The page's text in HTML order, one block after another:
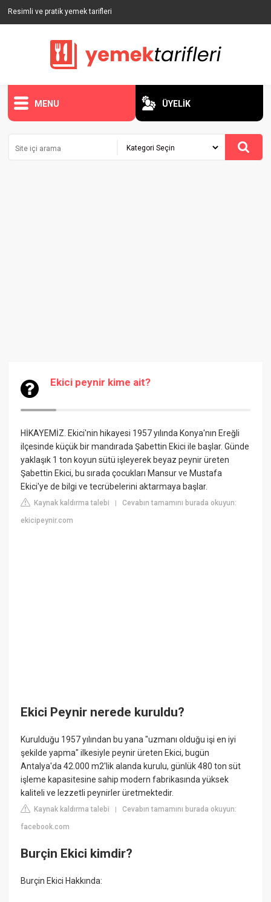
Resimli ve pratik yemek tarifleri
MENU ÜYELİK
Ekici peynir kime ait?
HİKAYEMİZ. Ekici'nin hikayesi 1957 yılında Konya'nın Ereğli
ilçesinde küçük bir mandırada Şabettin Ekici ile başlar. Günde
yaklaşık 1 ton koyun sütü işleyerek beyaz peynir üreten
Şabettin Ekici, bu sırada çocukları Mansur ve Mustafa
Ekici'ye de bilgi ve tecrübelerini aktarmaya başlar.
Kaynak kaldırma talebi |Cevabın tamamını burada okuyun:
ekicipeynir.com
Ekici Peynir nerede kuruldu?
Kurulduğu 1957 yılından bu yana "uzmanı olduğu işi en iyi
şekilde yapma" ilkesiyle peynir üreten Ekici, bugün
Antalya'da 42.000 m2'lik alanda kurulu, günlük 480 ton süt
işleme kapasitesine sahip modern fabrikasında yüksek
kaliteli ve lezzetli peynirler üretmektedir.
Kaynak kaldırma talebi |Cevabın tamamını burada okuyun:
facebook.com
Burçin Ekici kimdir?
Burçin Ekici Hakkında: